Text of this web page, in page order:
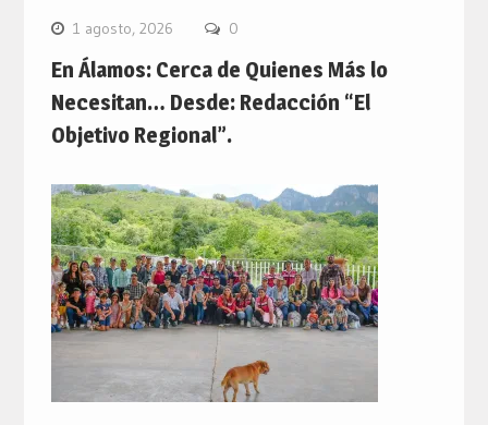
1 agosto, 2026 0
En Álamos: Cerca de Quienes Más lo
Necesitan… Desde: Redacción “El
Objetivo Regional”.